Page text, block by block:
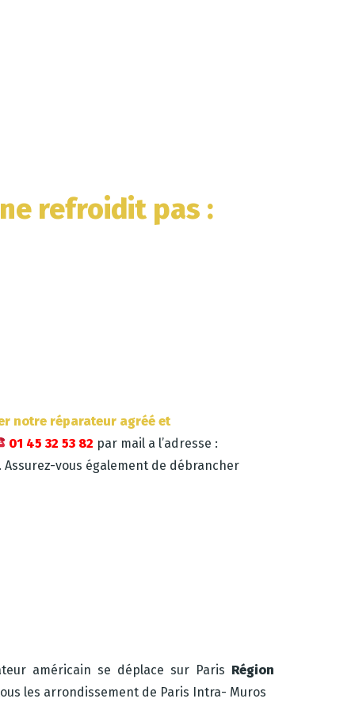
refroidit pas :
notre réparateur agréé et
01 45 32 53 82 par mail a l’adresse :
Assurez-vous également de débrancher
américain se déplace sur Paris Région
les arrondissement de Paris Intra- Muros